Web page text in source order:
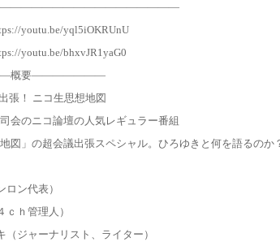
youtu.be/yql5iOKRUnU
youtu.be/bhxvJR1yaG0
概要―――――――
張！ ニコ生思想地図
会のニコ論壇の人気レギュラー番組
地図」の超会議出張スペシャル。ひろゆきと何を語るの
ロン代表）
ｃｈ管理人）
（ジャーナリスト、ライター）